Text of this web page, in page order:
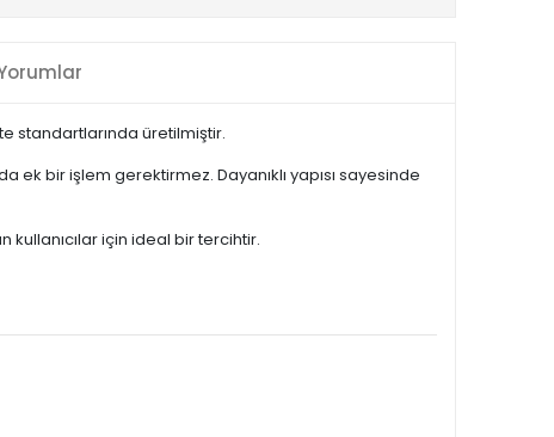
standartlarında üretilmiştir.
ek bir işlem gerektirmez. Dayanıklı yapısı sayesinde
kullanıcılar için ideal bir tercihtir.